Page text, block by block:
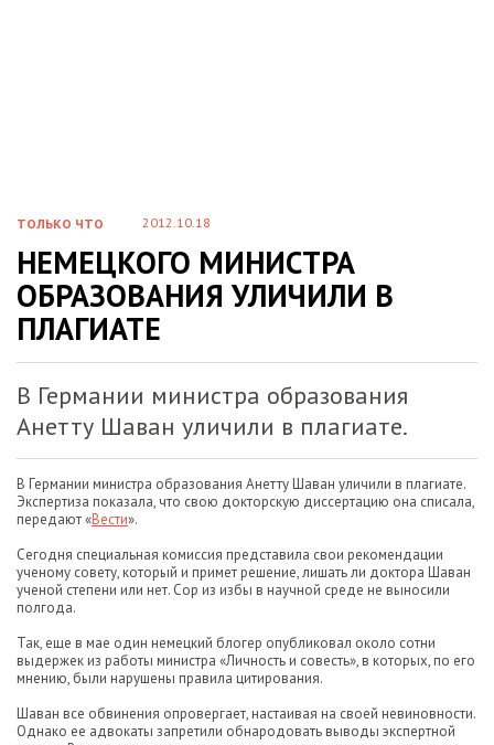
ТОЛЬКО ЧТО 2012.10.18
НЕМЕЦКОГО МИНИСТРА
ОБРАЗОВАНИЯ УЛИЧИЛИ В
ПЛАГИАТЕ
В Германии министра образования
Анетту Шаван уличили в плагиате.
В Германии министра образования Анетту Шаван уличили в плагиате.
Экспертиза показала, что свою докторскую диссертацию она списала,
передают «Вести».
Сегодня специальная комиссия представила свои рекомендации
ученому совету, который и примет решение, лишать ли доктора Шаван
ученой степени или нет. Сор из избы в научной среде не выносили
полгода.
Так, еще в мае один немецкий блогер опубликовал около сотни
выдержек из работы министра «Личность и совесть», в которых, по его
мнению, были нарушены правила цитирования.
Шаван все обвинения опровергает, настаивая на своей невиновности.
Однако ее адвокаты запретили обнародовать выводы экспертной